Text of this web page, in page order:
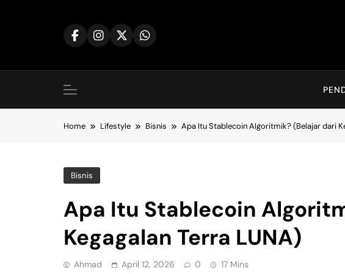
Home Lifestyle Bisnis Apa Itu Stablecoin Algoritmik? (Belajar dari
Bisnis
Apa Itu Stablecoin
Kegagalan Terra LUNA)
Ahmad April 12, 2026 0 17 Mins